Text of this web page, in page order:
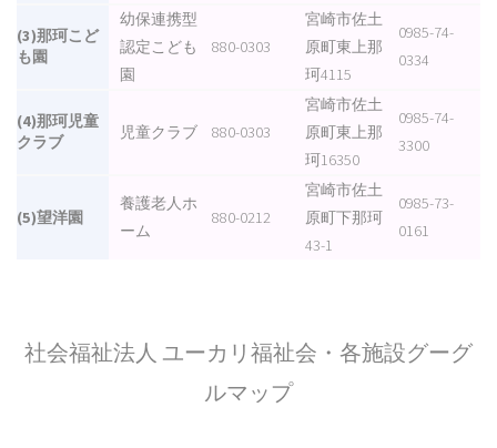
(3)那珂こど
も園
幼保連携型
認定こども
園
880-0303
宮崎市佐土
原町東上那
珂4115
0985-74-
0334
(4)那珂児童
クラブ
児童クラブ 880-0303
宮崎市佐土
原町東上那
珂16350
0985-74-
3300
(5)望洋園
養護老人ホ
ーム
880-0212
宮崎市佐土
原町下那珂
43-1
0985-73-
0161
社会福祉法人 ユーカリ福祉会・各施設グーグ
ルマップ